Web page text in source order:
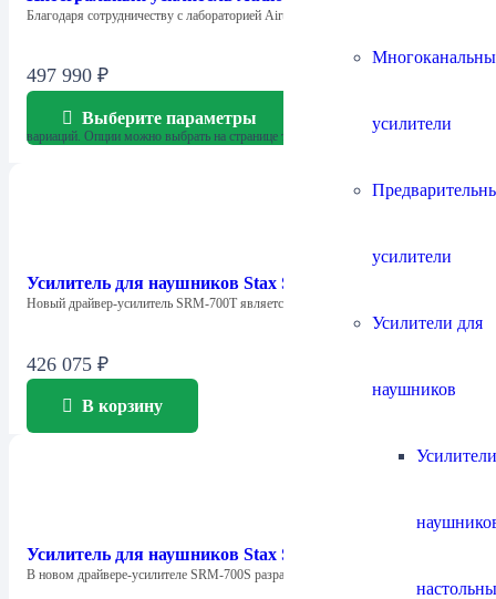
усилители
усилители
Усилители для
наушников
Благодаря сотрудничеству с лабораторией Airtech при…
497 990 ₽
Выберите параметры
Этот товар имеет несколько
вариаций. Опции можно выбрать на странице товара.
Усилитель для наушников Stax SRM-700T
Новый драйвер-усилитель SRM-700T является дальнейшим развитием…
426 075 ₽
В корзину
Усилитель для наушников Stax SRM-700S
В новом драйвере-усилителе SRM-700S разработчики фирмы…